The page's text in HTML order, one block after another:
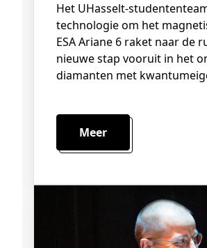
Het UHasselt-studententeam OSCAR heeft er een nieuw ruimtesucces bij. Hun
technologie om het
ESA Ariane 6 raket naar de
nieuwe stap vooruit in het
diamanten met
Meer